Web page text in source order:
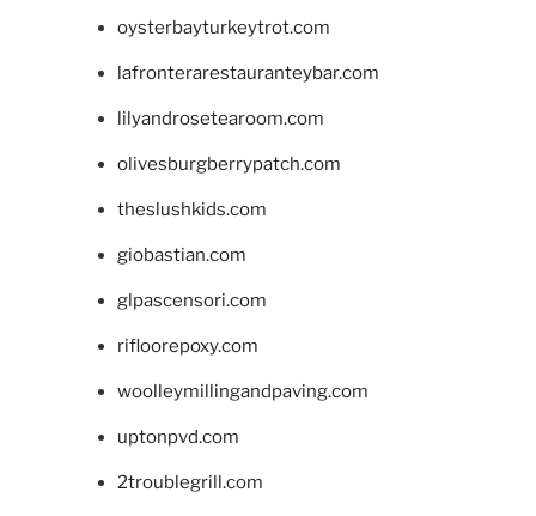
oysterbayturkeytrot.com
lafronterarestauranteybar.com
lilyandrosetearoom.com
olivesburgberrypatch.com
theslushkids.com
giobastian.com
glpascensori.com
rifloorepoxy.com
woolleymillingandpaving.com
uptonpvd.com
2troublegrill.com